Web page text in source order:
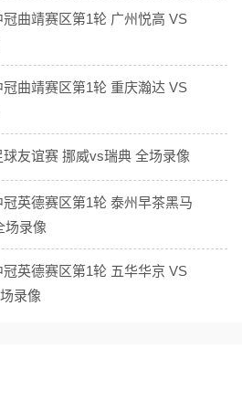
曲靖赛区第1轮 广州悦高 VS
曲靖赛区第1轮 重庆瀚达 VS
友谊赛 挪威vs瑞典 全场录像
英德赛区第1轮 泰州早茶黑马
场录像
英德赛区第1轮 五华华京 VS
录像